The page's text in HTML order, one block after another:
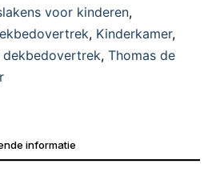
voor kinderen,
, Kinderkamer,
dekbedovertrek, Thomas de
informatie